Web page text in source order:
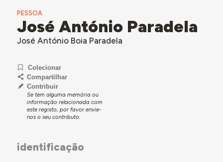
PESSOA
José António Paradela
José António Boia Paradela
Colecionar
Compartilhar
Contribuir
Se tem alguma memória ou
informação relacionada com
este registo, por favor envie-
nos o seu contributo.
identificação